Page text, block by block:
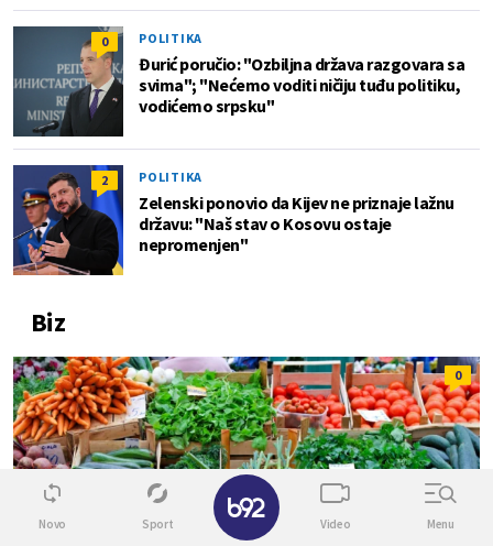
0 POLITIKA
Đurić poručio: "Ozbiljna država razgovara sa
svima"; "Nećemo voditi ničiju tuđu politiku,
vodićemo srpsku"
2 POLITIKA
Zelenski ponovio da Kijev ne priznaje lažnu
državu: "Naš stav o Kosovu ostaje
nepromenjen"
Biz
0
Novo Sport Video Menu
✕